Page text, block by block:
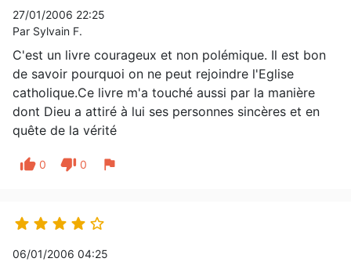
27/01/2006 22:25
Par Sylvain F.
C'est un livre courageux et non polémique. Il est bon
de savoir pourquoi on ne peut rejoindre l'Eglise
catholique.Ce livre m'a touché aussi par la manière
dont Dieu a attiré à lui ses personnes sincères et en
quête de la vérité
thumb_up 0 thumb_down 0 flag
    
06/01/2006 04:25